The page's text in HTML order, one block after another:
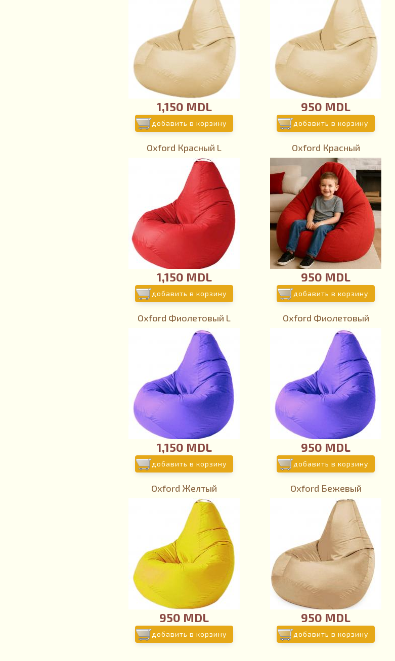
1,150 MDL
добавить в корзину
950 MDL
добавить в корзину
Oxford Красный L
1,150 MDL
добавить в корзину
Oxford Красный
950 MDL
добавить в корзину
Oxford Фиолетовый L
1,150 MDL
добавить в корзину
Oxford Фиолетовый
950 MDL
добавить в корзину
Oxford Желтый
950 MDL
добавить в корзину
Oxford Бежевый
950 MDL
добавить в корзину